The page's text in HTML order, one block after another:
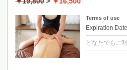
Terms of use
Expiration Date
どなたでもご